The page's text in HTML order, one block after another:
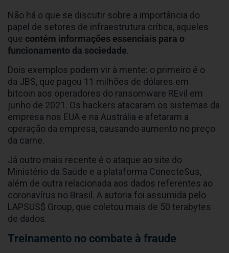
Não há o que se discutir sobre a importância do
papel de setores de infraestrutura crítica, aqueles
que contém informações essenciais para o
funcionamento da sociedade.
Dois exemplos podem vir à mente: o primeiro é o
da JBS, que pagou 11 milhões de dólares em
bitcoin aos operadores do ransomware REvil em
junho de 2021. Os hackers atacaram os sistemas da
empresa nos EUA e na Austrália e afetaram a
operação da empresa, causando aumento no preço
da carne.
Já outro mais recente é o ataque ao site do
Ministério da Saúde e a plataforma ConecteSus,
além de outra relacionada aos dados referentes ao
coronavírus no Brasil. A autoria foi assumida pelo
LAPSUS$ Group, que coletou mais de 50 terabytes
de dados.
Treinamento no combate à fraude